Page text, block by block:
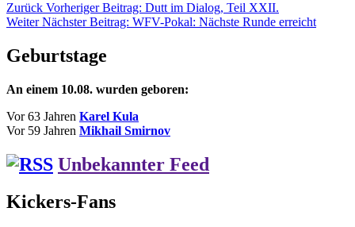
Zurück Vorheriger Beitrag: Dutt im Dialog, Teil XXII.
Weiter Nächster Beitrag: WFV-Pokal: Nächste Runde erreicht
Geburtstage
An einem 10.08. wurden geboren:
Vor 63 Jahren Karel Kula
Vor 59 Jahren Mikhail Smirnov
Unbekannter Feed
Kickers-Fans